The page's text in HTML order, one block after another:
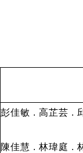
彭佳敏 . 高芷芸 .
陳佳慧 . 林瑋庭 .